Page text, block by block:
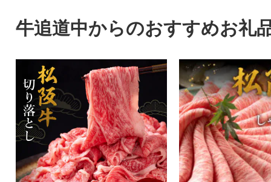
牛追道中からのおすすめお礼